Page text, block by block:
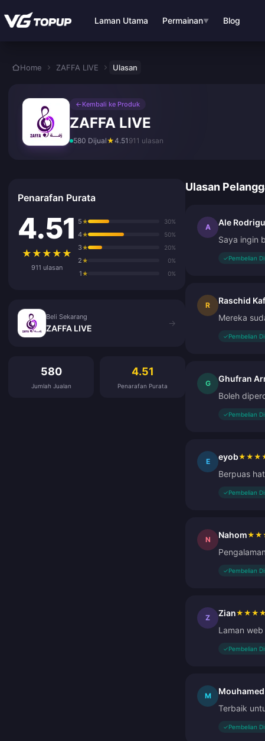
Laman Utama Permainan▼ Blog
Home ZAFFA LIVE Ulasan
← Kembali ke Produk
ZAFFA LIVE
580 Dijual★4.51 911 ulasan
Penarafan Purata
4.51
★ ★ ★ ★ ★
911 ulasan
5★ 30%
4★ 50%
3★ 20%
2★ 0%
1★ 0%
Beli Sekarang
ZAFFA LIVE
→
580
Jumlah Jualan
4.51
Penarafan Purata
Ulasan
A Ale
Saya ingin
✓Pembelian
R Raschid
Mereka
✓Pembelian
G Ghufran
Boleh
✓Pembelian
E eyob★ ★ ★
Berpuas
✓Pembelian
N Nahom★ ★
✓Pembelian
Z Zian★ ★ ★ ★
Laman
✓Pembelian
M
Terbaik
✓Pembelian